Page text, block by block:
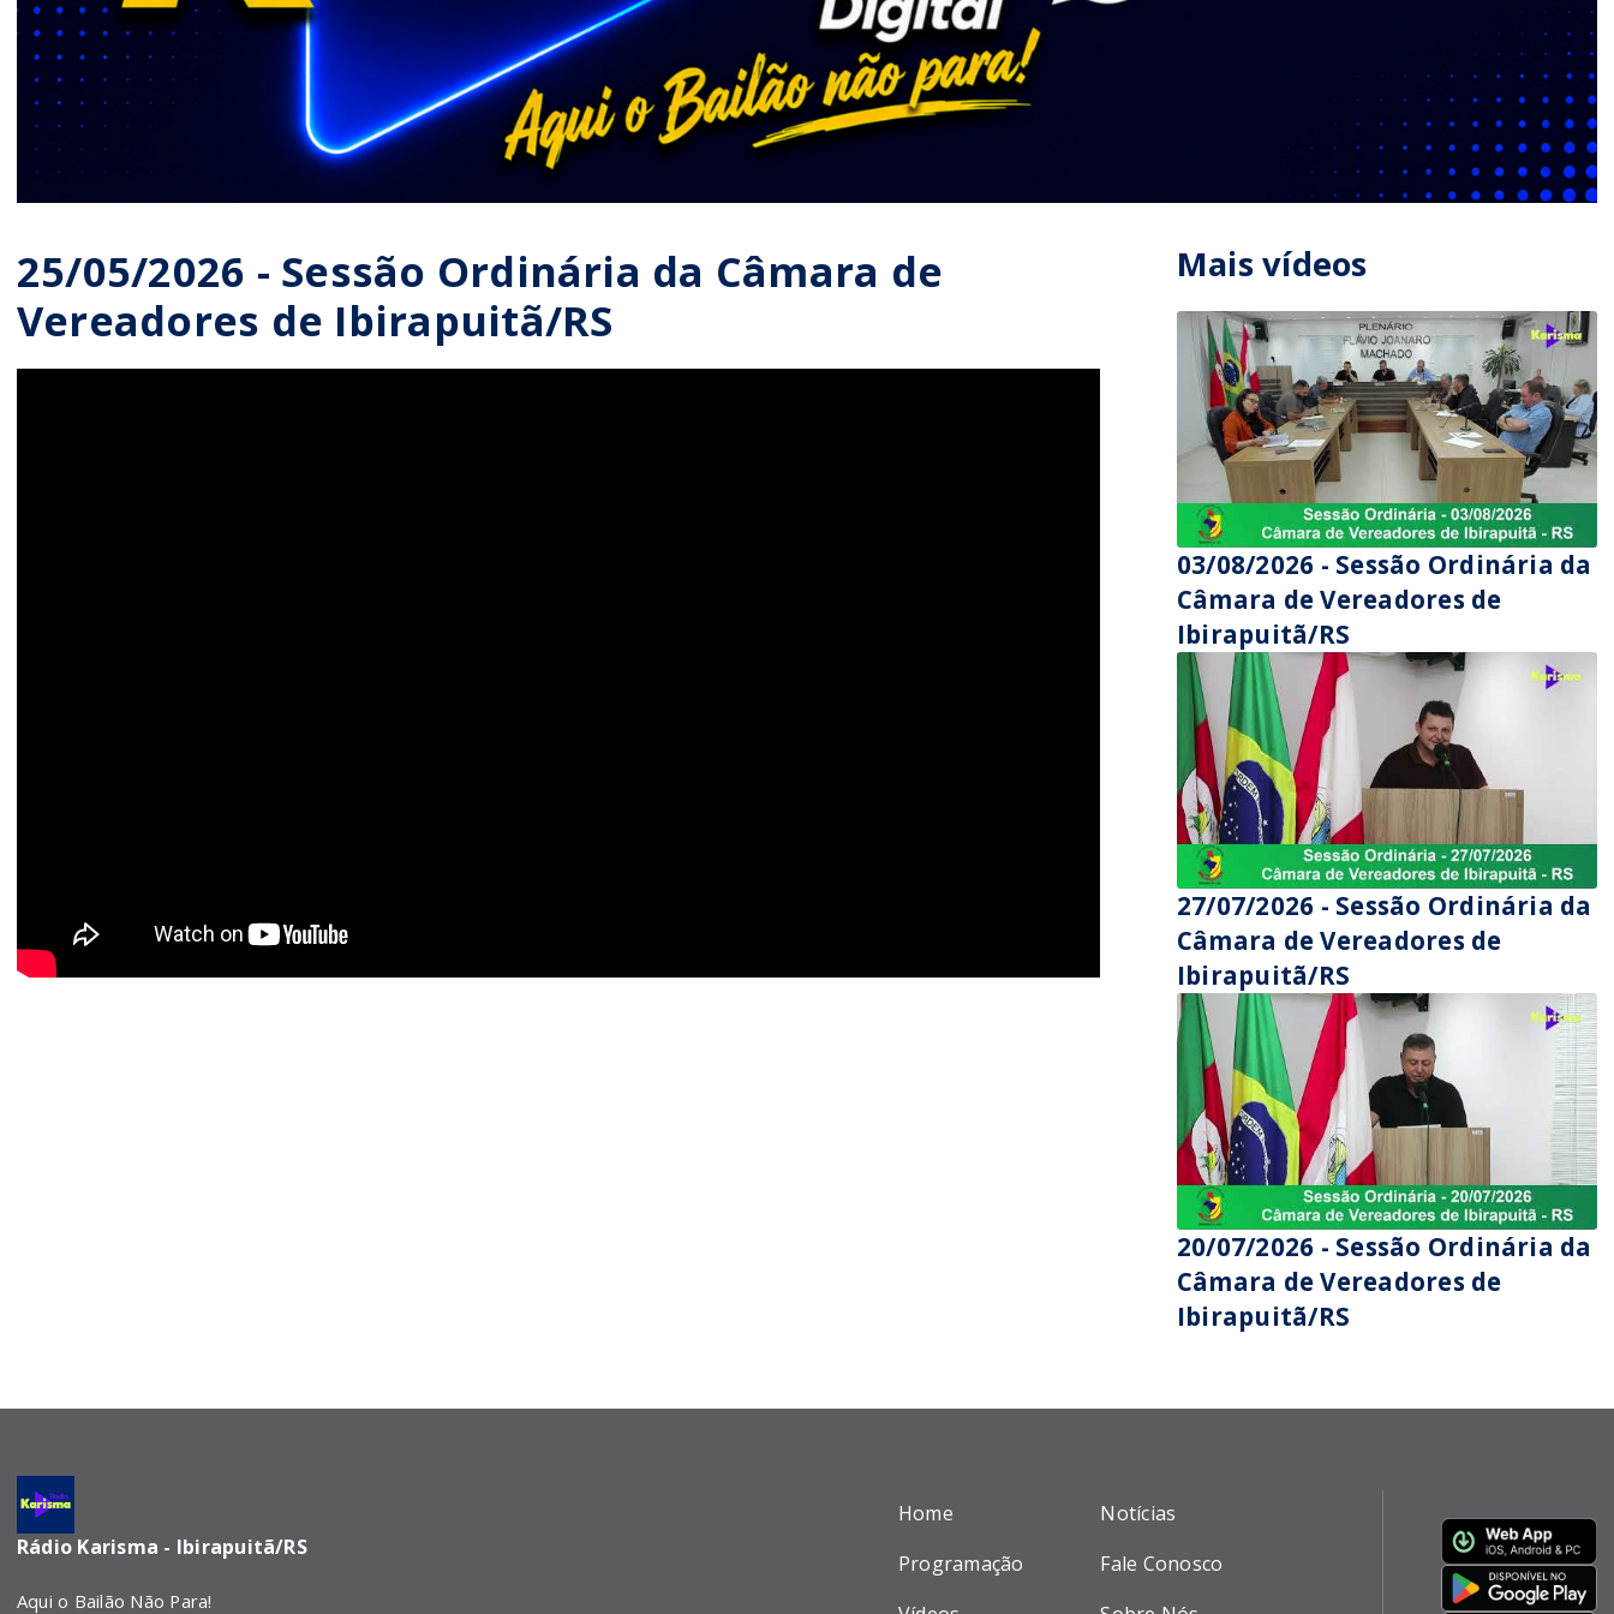
25/05/2026 - Sessão Ordinária da Câmara de
Vereadores de Ibirapuitã/RS
Mais vídeos
03/08/2026 - Sessão Ordinária da
Câmara de Vereadores de
Ibirapuitã/RS
27/07/2026 - Sessão Ordinária da
Câmara de Vereadores de
Ibirapuitã/RS
20/07/2026 - Sessão Ordinária da
Câmara de Vereadores de
Ibirapuitã/RS
Rádio Karisma - Ibirapuitã/RS
Aqui o Bailão Não Para!
Home
Programação
Notícias
Fale Conosco